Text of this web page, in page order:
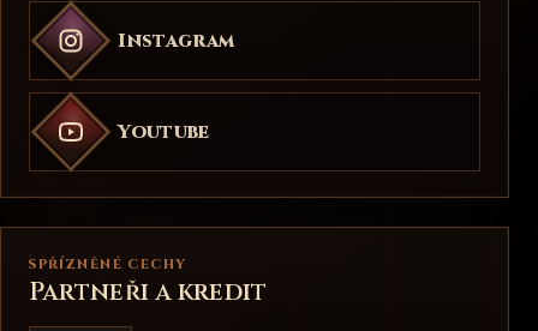
Instagram
Youtube
SPŘÍZNĚNÉ CECHY
Partneři a kredit